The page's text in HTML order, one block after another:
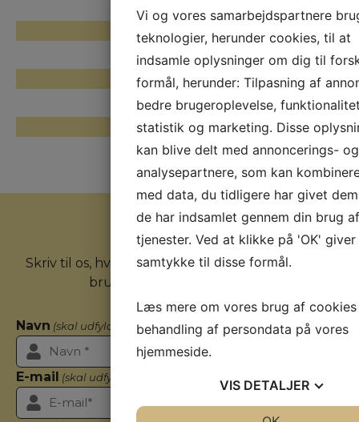
BILLUND
ÅLBORG
BILLUND
Kontakt os
Skriv til os, hvis du har nogle spørgsmål eller har
brug for flere informationer.
Navn (skal udfyldes)
E-mail (skal udfyldes)
Vi og vores samarbejdspartnere
teknologier, herunder cookies, til at
indsamle oplysninger om dig til
formål, herunder: Tilpasning af
bedre brugeroplevelse,
statistik og marketing. Disse
kan blive delt med annoncerings- og
analysepartnere, som kan
med data, du tidligere har givet
de har indsamlet gennem din brug
tjenester. Ved at klikke på 'OK' giver
samtykke til disse formål.
Læs mere om vores brug af
behandling af persondata på vores
hjemmeside.
VIS DETALJER